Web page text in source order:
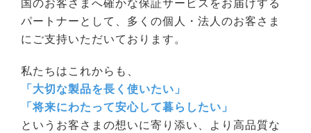
国のお客さまへ確かな保証サービスをお届けする
パートナーとして、多くの個人・法人のお客さま
にご支持いただいております。
私たちはこれからも、
「大切な製品を長く使いたい」
「将来にわたって安心して暮らしたい」
というお客さまの想いに寄り添い、より高品質な